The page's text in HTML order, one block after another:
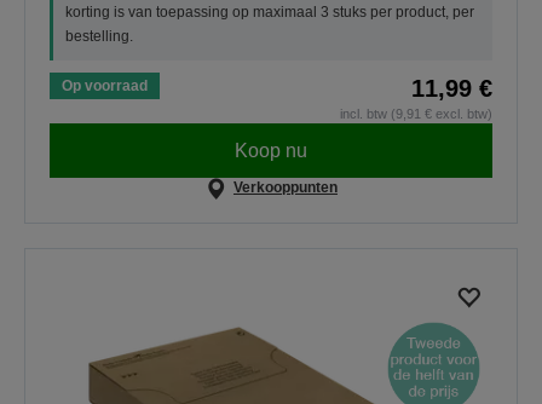
korting is van toepassing op maximaal 3 stuks per product, per
bestelling.
Op voorraad 11,99 €
incl. btw (9,91 € excl. btw)
Koop nu
Verkooppunten